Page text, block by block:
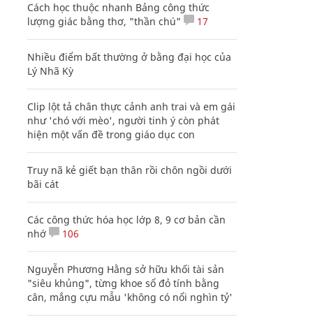
Cách học thuộc nhanh Bảng công thức
lượng giác bằng thơ, "thần chú"
17
Nhiều điểm bất thường ở bằng đại học của
Lý Nhã Kỳ
Clip lột tả chân thực cảnh anh trai và em gái
như 'chó với mèo', người tinh ý còn phát
hiện một vấn đề trong giáo dục con
Truy nã kẻ giết bạn thân rồi chôn ngồi dưới
bãi cát
Các công thức hóa học lớp 8, 9 cơ bản cần
nhớ
106
Nguyễn Phương Hằng sở hữu khối tài sản
"siêu khủng", từng khoe sổ đỏ tính bằng
cân, mắng cựu mẫu 'không có nổi nghìn tỷ'